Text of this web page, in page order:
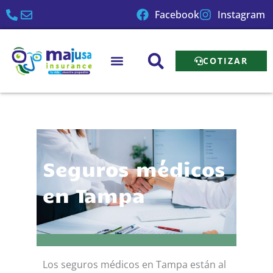
Ir
Facebook Instagram
COTIZAR
Seguros médicos
en Tampa
Los seguros médicos en Tampa están al